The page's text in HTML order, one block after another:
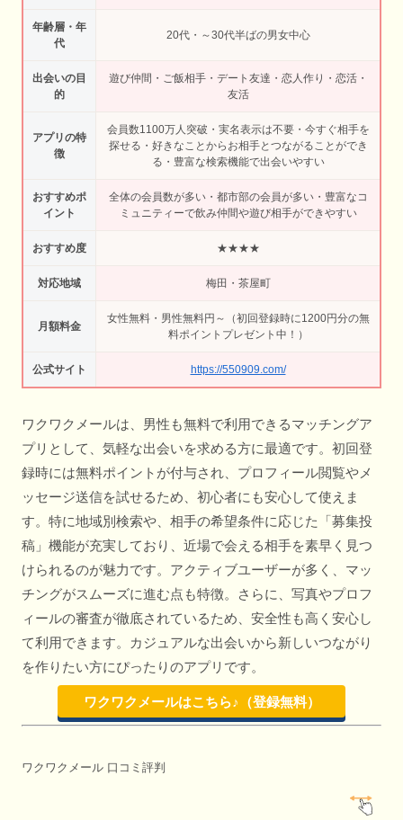
年齢層・年
代
20代・～30代半ばの男女中心
出会いの目
的
遊び仲間・ご飯相手・デート友達・恋人作り・恋活・
友活
アプリの特
徴
会員数1100万人突破・実名表示は不要・今すぐ相手を
探せる・好きなことからお相手とつながることができ
る・豊富な検索機能で出会いやすい
おすすめポ
イント
全体の会員数が多い・都市部の会員が多い・豊富なコ
ミュニティーで飲み仲間や遊び相手ができやすい
おすすめ度 ★★★★
対応地域 梅田・茶屋町
月額料金
女性無料・男性無料円～（初回登録時に1200円分の無
料ポイントプレゼント中！）
公式サイト https://550909.com/
ワクワクメールは、男性も無料で利用できるマッチングア
プリとして、気軽な出会いを求める方に最適です。初回登
録時には無料ポイントが付与され、プロフィール閲覧やメ
ッセージ送信を試せるため、初心者にも安心して使えま
す。特に地域別検索や、相手の希望条件に応じた「募集投
稿」機能が充実しており、近場で会える相手を素早く見つ
けられるのが魅力です。アクティブユーザーが多く、マッ
チングがスムーズに進む点も特徴。さらに、写真やプロフ
ィールの審査が徹底されているため、安全性も高く安心し
て利用できます。カジュアルな出会いから新しいつながり
を作りたい方にぴったりのアプリです。
ワクワクメールはこちら♪（登録無料）
ワクワクメール 口コミ評判